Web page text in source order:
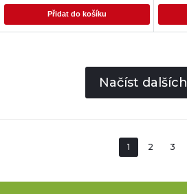
Přidat do košíku
Načíst dalších
1 2 3